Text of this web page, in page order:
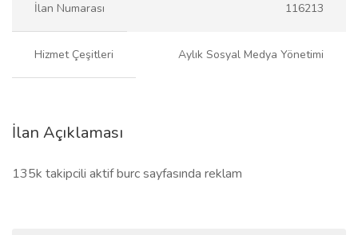
İlan Numarası 116213
Hizmet Çeşitleri Aylık Sosyal Medya Yönetimi
İlan Açıklaması
135k takipcili aktif burc sayfasında reklam